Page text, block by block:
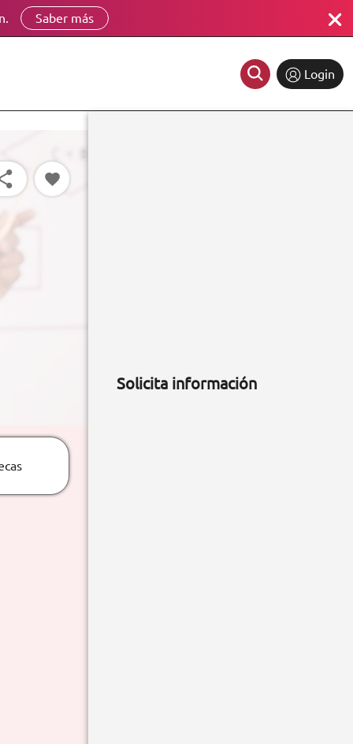
Saber más
Login
Solicita información